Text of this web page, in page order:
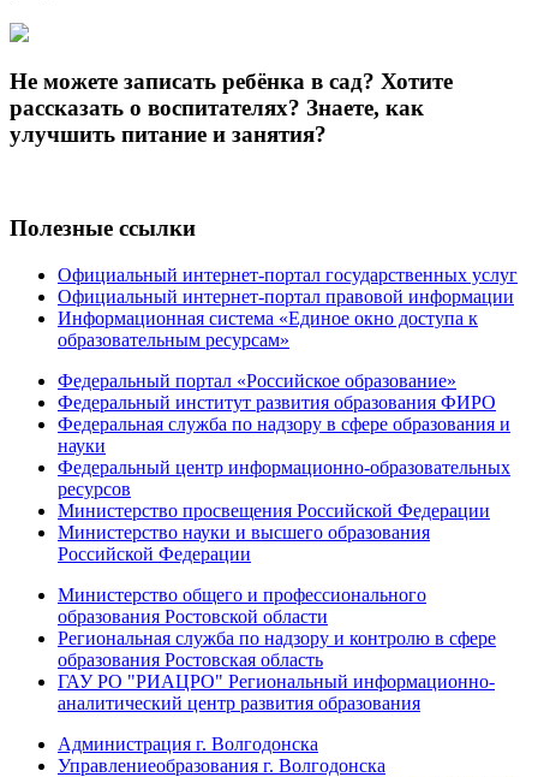
Не можете записать ребёнка в сад? Хотите
рассказать о воспитателях? Знаете, как
улучшить питание и занятия?
Полезные ссылки
Официальный интернет-портал государственных услуг
Официальный интернет-портал правовой информации
Информационная система «Единое окно доступа к
образовательным ресурсам»
Федеральный портал «Российское образование»
Федеральный институт развития образования ФИРО
Федеральная служба по надзору в сфере образования и
науки
Федеральный центр информационно-образовательных
ресурсов
Министерство просвещения Российской Федерации
Министерство науки и высшего образования
Российской Федерации
Министерство общего и профессионального
образования Ростовской области
Региональная служба по надзору и контролю в сфере
образования Ростовская область
ГАУ РО "РИАЦРО" Региональный информационно-
аналитический центр развития образования
Администрация г. Волгодонска
Управлениеобразования г. Волгодонска